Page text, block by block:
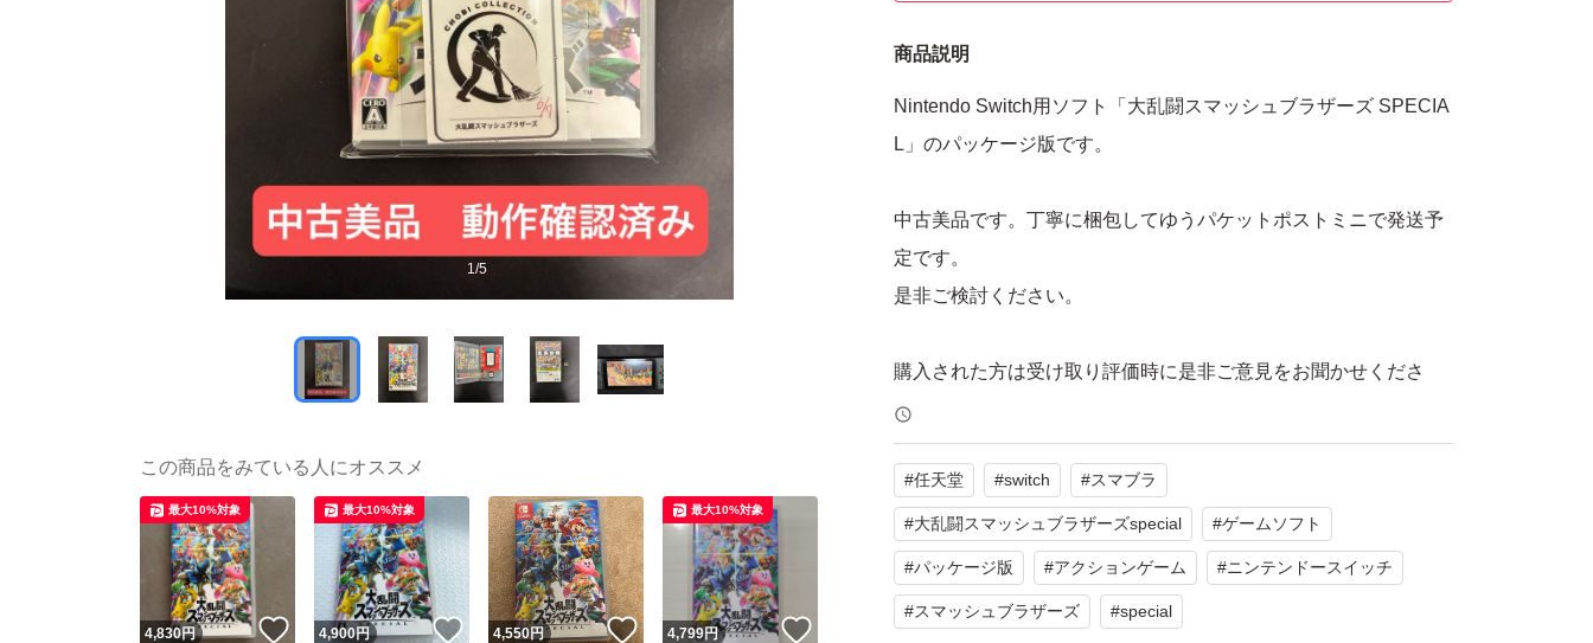
1/5
商品説明
Nintendo Switch用ソフト「大乱闘スマッシュブラザーズ SPECIA
L」のパッケージ版です。
中古美品です。丁寧に梱包してゆうパケットポストミニで発送予
定です。
是非ご検討ください。
購入された方は受け取り評価時に是非ご意見をお聞かせくださ
い。
よろしくお願いいたします。
▼以下実施事項です▼
・動作確認
#任天堂 #switch #スマブラ
#大乱闘スマッシュブラザーズspecial #ゲームソフト
#パッケージ版 #アクションゲーム #ニンテンドースイッチ
#スマッシュブラザーズ #special
この商品をみている人にオススメ
4,830円 いいね！
最大10%対象
4,900円 いいね！
最大10%対象
4,550円 いいね！
4,799円
最大10%対象